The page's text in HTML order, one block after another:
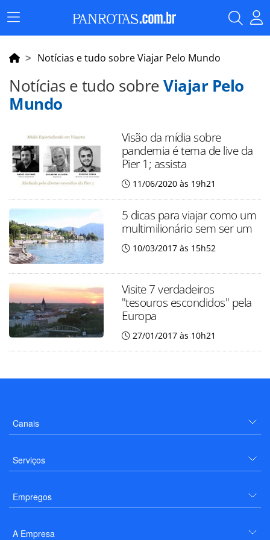
Menu
Principal
Notícias e tudo sobre Viajar Pelo Mundo
Notícias e tudo sobreViajar Pelo
Mundo
Visão da mídia sobre
pandemia é tema de live da
Pier 1; assista
11/06/2020 às 19h21
5 dicas para viajar como um
multimilionário sem ser um
10/03/2017 às 15h52
Visite 7 verdadeiros
"tesouros escondidos" pela
Europa
27/01/2017 às 10h21
Canais
Serviços
Empregos
A Empresa